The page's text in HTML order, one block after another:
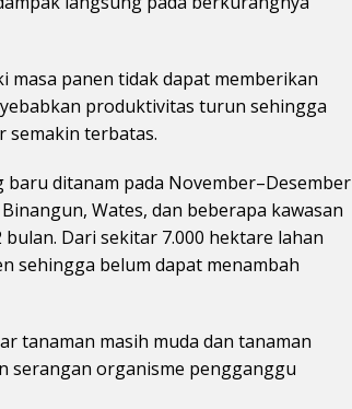
masa panen tidak dapat memberikan
produktivitas turun sehingga
semakin terbatas.
ditanam pada November–Desember
Wates, dan beberapa kawasan
Dari sekitar 7.000 hektare lahan
sehingga belum dapat menambah
tanaman masih muda dan tanaman
serangan organisme pengganggu